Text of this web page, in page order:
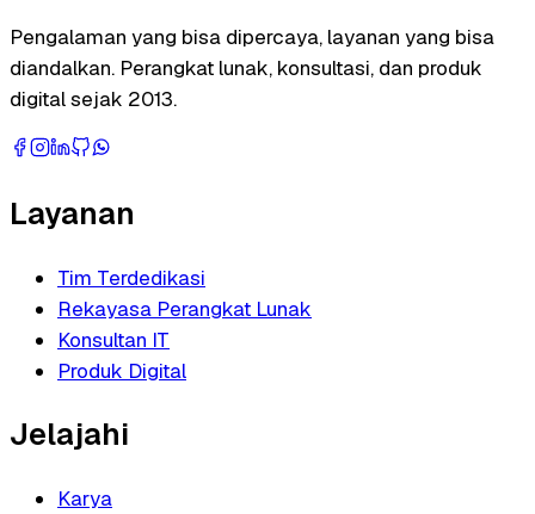
Pengalaman yang bisa dipercaya, layanan yang bisa
diandalkan. Perangkat lunak, konsultasi, dan produk
digital sejak 2013.
Layanan
Tim Terdedikasi
Rekayasa Perangkat Lunak
Konsultan IT
Produk Digital
Jelajahi
Karya